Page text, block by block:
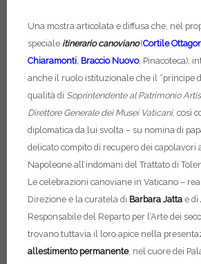
Una mostra articolata e diffusa che, nel
speciale itinerario canoviano (Cortile
Chiaramonti, Braccio Nuovo, Pinacoteca),
anche il ruolo istituzionale che il “principe
qualità di Soprintendente al Patrimonio
Direttore Generale dei Musei Vaticani, così
diplomatica da lui svolta – su nomina di
delicato compito di recupero dei capolavori
Napoleone all’indomani del Trattato di
Le celebrazioni canoviane in Vaticano –
Direzione e la curatela di Barbara Jatta e di
Responsabile del Reparto per l’Arte dei
trovano tuttavia il loro apice nella
allestimento permanente, nel cuore dei